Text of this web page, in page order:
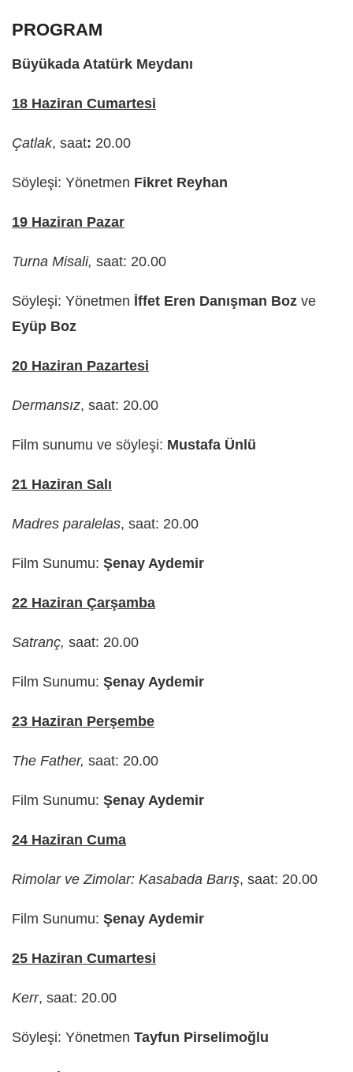
PROGRAM
Büyükada Atatürk Meydanı
18 Haziran Cumartesi
Çatlak, saat: 20.00
Söyleşi: Yönetmen Fikret Reyhan
19 Haziran Pazar
Turna Misali, saat: 20.00
Söyleşi: Yönetmen İffet Eren Danışman Boz ve
Eyüp Boz
20 Haziran Pazartesi
Dermansız, saat: 20.00
Film sunumu ve söyleşi: Mustafa Ünlü
21 Haziran Salı
Madres paralelas, saat: 20.00
Film Sunumu: Şenay Aydemir
22 Haziran Çarşamba
Satranç, saat: 20.00
Film Sunumu: Şenay Aydemir
23 Haziran Perşembe
The Father, saat: 20.00
Film Sunumu: Şenay Aydemir
24 Haziran Cuma
Rimolar ve Zimolar: Kasabada Barış, saat: 20.00
Film Sunumu: Şenay Aydemir
25 Haziran Cumartesi
Kerr, saat: 20.00
Söyleşi: Yönetmen Tayfun Pirselimoğlu